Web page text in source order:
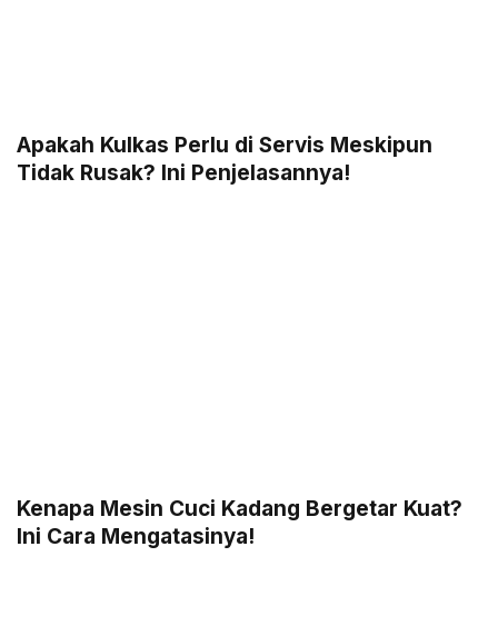
Apakah Kulkas Perlu di Servis Meskipun
Tidak Rusak? Ini Penjelasannya!
Kenapa Mesin Cuci Kadang Bergetar Kuat?
Ini Cara Mengatasinya!